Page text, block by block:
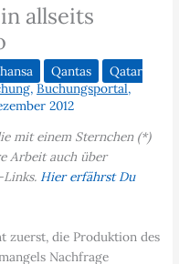
allseits
Qantas
Qatar
,Buchungsportal,
2012
mit einem Sternchen (*)
Arbeit auch über
Hier erfährst Du
zuerst, die Produktion des
Nachfrage